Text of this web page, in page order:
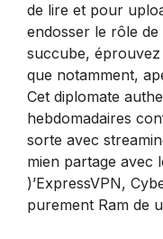
de lire et pour
endosser le rôle
succube,
que notamment,
Cet diplomate
hebdomadaires
sorte avec
mien partage avec
)’ExpressVPN,
purement Ram de